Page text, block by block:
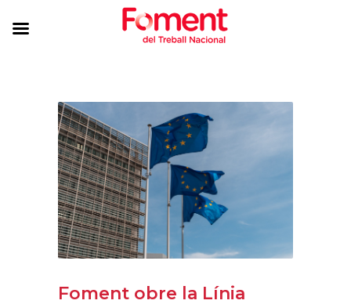
Foment obre la Línia